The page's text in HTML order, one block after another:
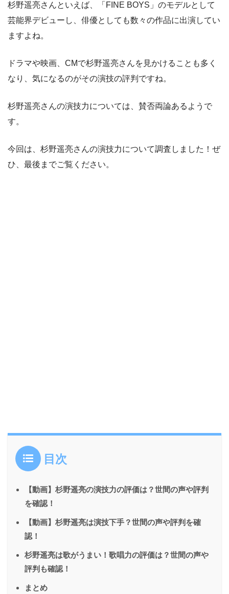
杉野遥亮さんといえば、「FINE BOYS」のモデルとして
芸能界デビューし、俳優としても数々の作品に出演してい
ますよね。
ドラマや映画、CMで杉野遥亮さんを見かけることも多く
なり、気になるのがその演技の評判ですね。
杉野遥亮さんの演技力については、賛否両論あるようで
す。
今回は、杉野遥亮さんの演技力について調査しました！ぜ
ひ、最後までご覧ください。
目次
【動画】杉野遥亮の演技力の評価は？世間の声や評判
を確認！
【動画】杉野遥亮は演技下手？世間の声や評判を確
認！
杉野遥亮は歌がうまい！歌唱力の評価は？世間の声や
評判も確認！
まとめ